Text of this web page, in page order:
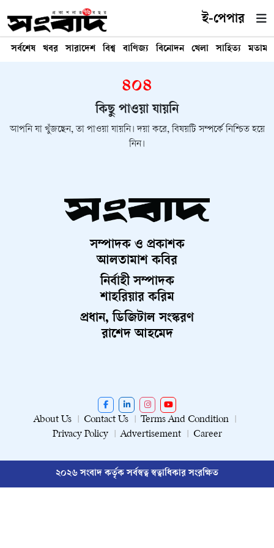
ই-পেপার
সর্বশেষ খবর সারাদেশ বিশ্ব বাণিজ্য বিনোদন খেলা সাহিত্য মতামত
৪০৪
কিছু পাওয়া যায়নি
আপনি যা খুঁজছেন, তা পাওয়া যায়নি। দয়া করে, বিষয়টি সম্পর্কে নিশ্চিত হয়ে
নিন।
সম্পাদক ও প্রকাশক
আলতামাশ কবির
নির্বাহী সম্পাদক
শাহরিয়ার করিম
প্রধান, ডিজিটাল সংস্করণ
রাশেদ আহমেদ
About Us Contact Us
Terms And Condition
Privacy Policy
Advertisement Career
২০২৬ সংবাদ কর্তৃক সর্বস্বত্ব স্বত্বাধিকার সংরক্ষিত